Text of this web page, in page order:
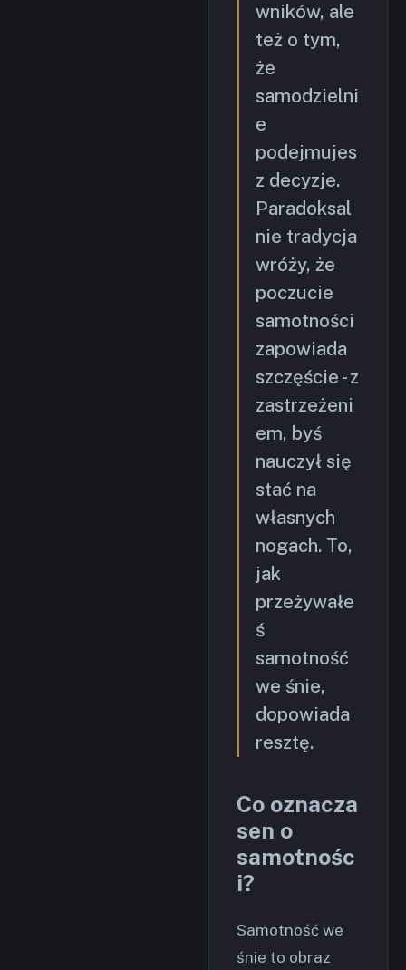
wników, ale
też o tym,
że
samodzielni
e
podejmujes
z decyzje.
Paradoksal
nie tradycja
wróży, że
poczucie
samotności
zapowiada
szczęście - z
zastrzeżeni
em, byś
nauczył się
stać na
własnych
nogach. To,
jak
przeżywałe
ś
samotność
we śnie,
dopowiada
resztę.
Co oznacza
sen o
samotnośc
i?
Samotność we
śnie to obraz